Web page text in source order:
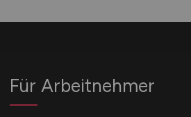
Für Arbeitnehmer